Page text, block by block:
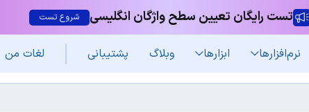
تست رایگان تعیین سطح واژگان انگلیسی شروع تست
نرم‌افزار‌ها ابزارها وبلاگ پشتیبانی لغات من